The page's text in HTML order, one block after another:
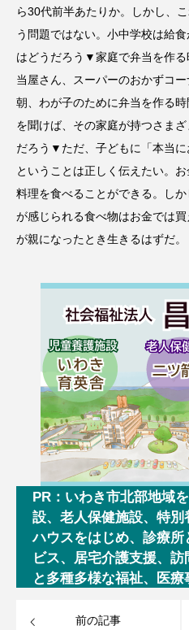
ら30代前半あたりか。しかし、
う問題ではない。小中学校は給
はどうだろう▼家庭で弁当を作
当屋さん、スーパーのおかずコ
朝、わが子のために弁当を作る
を聞けば、その家庭が持つさま
だろう▼ただ、子どもに「本当
ということは正しく伝えたい。
料理を食べることができる。し
が感じられる食べ物はお金では
が親になったとき生きるはずだ。
PR：いわき市北部地域
設、老人保健施設、特
ハウスをはじめ、診療
ビス、居宅介護支援、
と多種多様な福祉、医療
前の記事